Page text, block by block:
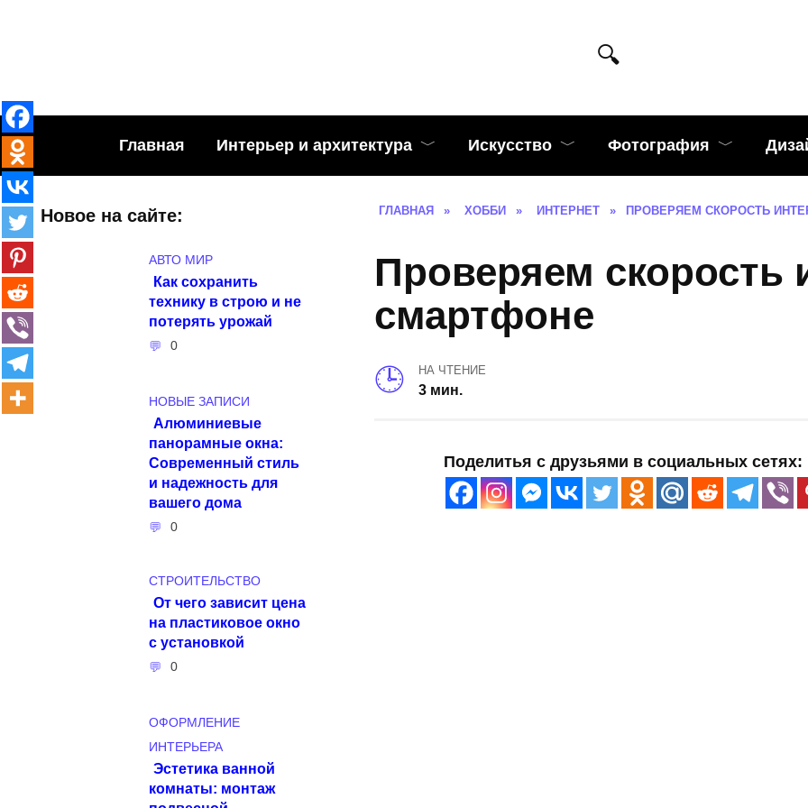
Главная Интерьер и архитектура Искусство Фотография
ГЛАВНАЯ » ХОББИ » ИНТЕРНЕТ » ПРОВЕРЯЕМ СКОРОСТЬ
Проверяем скорость
смартфоне
НА ЧТЕНИЕ
3 мин.
Поделитья с друзьями в социальных сетях:
Новое на сайте:
АВТО МИР
Как сохранить
технику в строю и не
потерять урожай
0
НОВЫЕ ЗАПИСИ
Алюминиевые
панорамные окна:
Современный стиль
и надежность для
вашего дома
0
СТРОИТЕЛЬСТВО
От чего зависит цена
на пластиковое окно
с установкой
0
ОФОРМЛЕНИЕ
ИНТЕРЬЕРА
Эстетика ванной
комнаты: монтаж